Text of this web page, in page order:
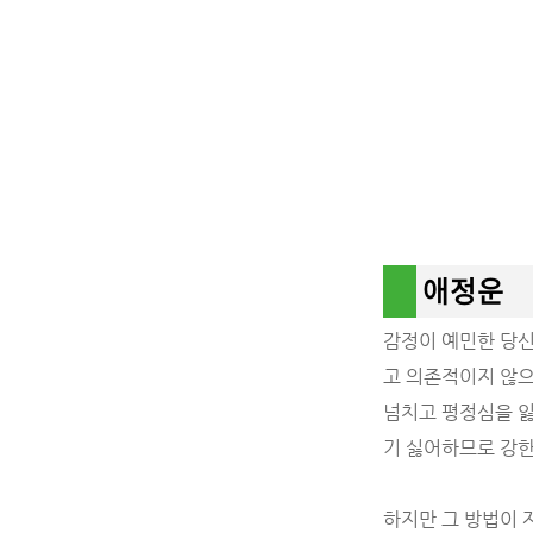
애정운
감정이 예민한 당
고 의존적이지 않
넘치고 평정심을
기 싫어하므로 강
하지만 그 방법이